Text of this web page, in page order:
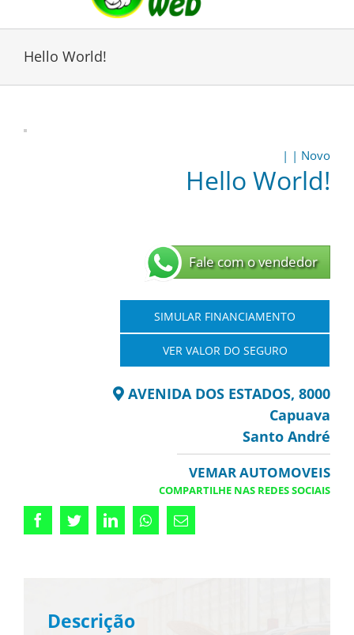
Hello World!
| | Novo
Hello World!
Fale com o vendedor
SIMULAR FINANCIAMENTO
VER VALOR DO SEGURO
AVENIDA DOS ESTADOS, 8000
Capuava
Santo André
VEMAR AUTOMOVEIS
COMPARTILHE NAS REDES SOCIAIS
FacebookTwitterLinkedInWhatsappEmail
Descrição